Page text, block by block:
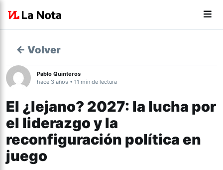
← Volver
Pablo Quinteros
hace 3 años • 11 min de lectura
El ¿lejano? 2027: la lucha por
el liderazgo y la
reconfiguración política en
juego